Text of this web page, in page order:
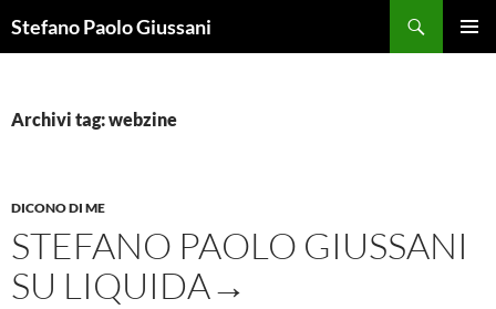
alStefano Paolo Giussani
Archivi tag: webzine
DICONO DI ME
STEFANO PAOLO GIUSSANI
SU LIQUIDA→